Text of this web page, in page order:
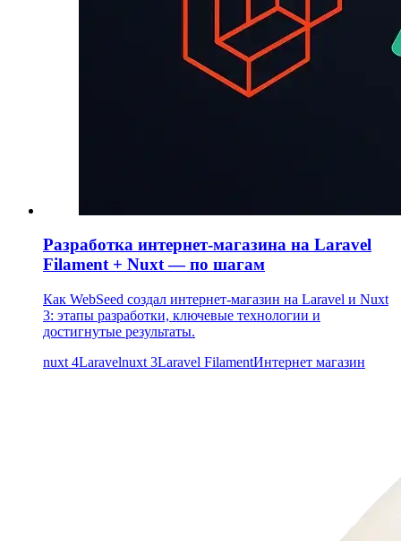
Разработка интернет-магазина на Laravel
Filament + Nuxt — по шагам
Как WebSeed создал интернет-магазин на Laravel и Nuxt
3: этапы разработки, ключевые технологии и
достигнутые результаты.
nuxt 4Laravelnuxt 3Laravel FilamentИнтернет магазин